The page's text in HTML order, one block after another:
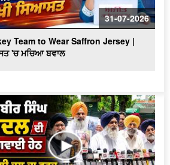
32
31-07-2026
Team to Wear Saffron Jersey |
'ਚ ਮਚਿਆ ਬਵਾਲ